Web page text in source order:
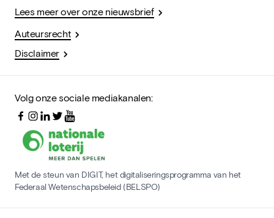
Lees meer over onze nieuwsbrief
Auteursrecht
Disclaimer
Volg onze sociale mediakanalen:
Met de steun van DIGIT, het digitaliseringsprogramma van het
Federaal Wetenschapsbeleid (BELSPO)